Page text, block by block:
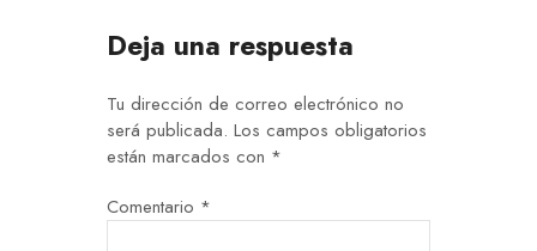
Deja una respuesta
Tu dirección de correo electrónico no
será publicada. Los campos obligatorios
están marcados con *
Comentario *